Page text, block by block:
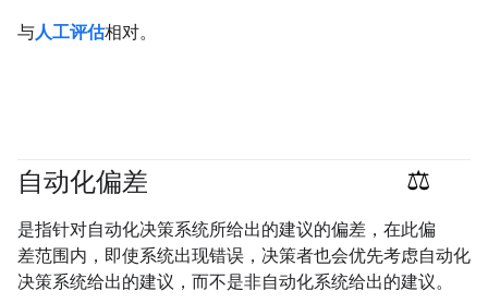
与人工评估相对。
自动化偏差
是指针对自动化决策系统所给出的建议的偏差，在此偏
差范围内，即使系统出现错误，决策者也会优先考虑自动化
决策系统给出的建议，而不是非自动化系统给出的建议。